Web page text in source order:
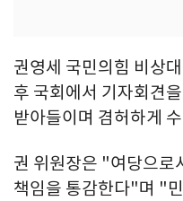
권영세 국민의힘 비상
후 국회에서 기자회견
받아들이며 겸허하게
권 위원장은 "여당으로
책임을 통감한다"며 "